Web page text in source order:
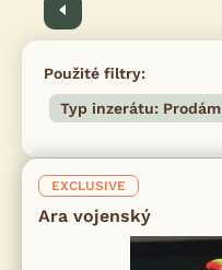
Předchozí
Použité filtry:
Typ inzerátu: Prodám
EXCLUSIVE
Ara vojenský